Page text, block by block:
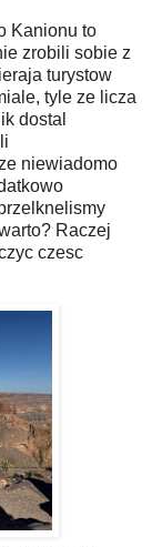
Kanionu to
zrobili sobie z
turystow
tyle ze licza
dostal
niewiadomo
Raczej
czesc